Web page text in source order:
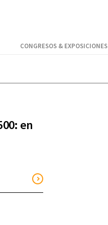
CONGRESOS & EXPOSICIONES
en